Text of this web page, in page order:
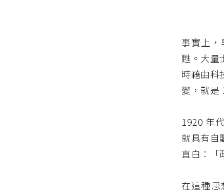
事實上，
甦。大量
時藉由科
變，就是
1920 年
就具有自
直白：「
在這種